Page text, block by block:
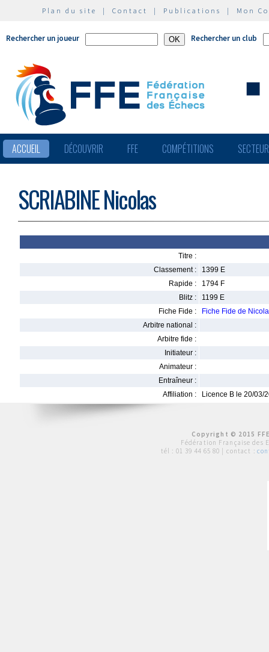
Plan du site | Contact | Publications | Mon
Rechercher un joueur Rechercher un club
ACCUEIL DÉCOUVRIR FFE COMPÉTITIONS
SCRIABINE Nicolas
Titre :
Classement :
1399 E
Rapide :
1794 F
Blitz :
1199 E
Fiche Fide :
Fiche Fide de
Arbitre national :
Arbitre fide :
Initiateur :
Animateur :
Entraîneur :
Affiliation :
Licence B le 20/03/
Copyright © 2015
Fédération Française des
tél : 01 39 44 65 80 | contact :